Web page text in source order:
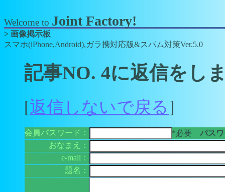
Welcome to Joint Factory!
> 画像掲示板
スマホ(iPhone,Android),ガラ携対応版&スパム対策Ver.5.0
記事NO. 4に返信をし
[返信しないで戻る]
会員パスワード： *必要 パス
おなまえ：
e-mail：
題名：